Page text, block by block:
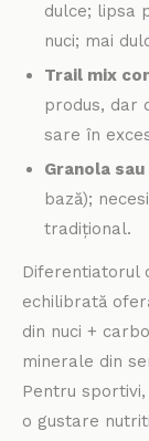
dulce; lipsa
nuci; mai
Trail mix
produs, dar
sare în
Granola
bază);
tradițional.
Diferentiatorul
echilibrată
din nuci +
minerale din
Pentru
o gustare